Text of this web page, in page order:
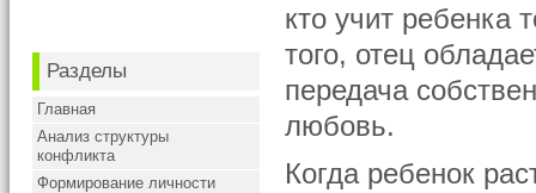
Разделы
Главная
Анализ структуры
конфликта
Формирование личности
кто учит ребенка
того, отец
передача
любовь.
Когда ребенок